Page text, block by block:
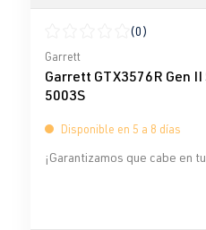
Calificación promedio de 0
(0)
Garrett
Garrett GTX3576R Gen
5003S
Disponible en 5 a 8 días
¡Garantizamos que cabe en